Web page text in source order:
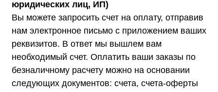
юридических лиц, ИП)
Вы можете запросить счет на оплату, отправив
нам электронное письмо с приложением ваших
реквизитов. В ответ мы вышлем вам
необходимый счет. Оплатить ваши заказы по
безналичному расчету можно на основании
следующих документов: счета, счета-оферты
Каталог
Однофазные стабилизаторы
Трехфазные стабилизаторы
Стабилизаторы три фазы в одну
Стабилизаторы для котлов Серия Термо
(Т)
Стабилизаторы инверторные ИнСтаб
Стабилизаторы серии R
Стабилизаторы в стойку Rack 19
Стабилизаторы настенные
Источники бесперебойного питания
Однофазные ИБП